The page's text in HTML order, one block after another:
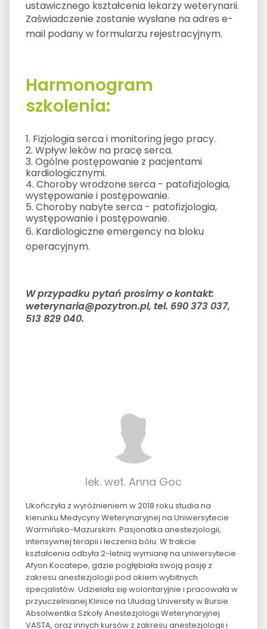
ustawicznego kształcenia lekarzy weterynarii.
Zaświadczenie zostanie wysłane na adres e-
mail podany w formularzu rejestracyjnym.
Harmonogram
szkolenia:
1. Fizjologia serca i monitoring jego pracy.
2. Wpływ leków na pracę serca.
3. Ogólne postępowanie z pacjentami
kardiologicznymi.
4. Choroby wrodzone serca - patofizjologia,
występowanie i postępowanie.
5. Choroby nabyte serca - patofizjologia,
występowanie i postępowanie.
6. Kardiologiczne emergency na bloku
operacyjnym.
W przypadku pytań prosimy o kontakt:
weterynaria@pozytron.pl, tel. 690 373 037,
513 829 040.
lek. wet. Anna Goc
Ukończyła z wyróżnieniem w 2018 roku studia na
kierunku Medycyny Weterynaryjnej na Uniwersytecie
Warmińsko-Mazurskim. Pasjonatka anestezjologii,
intensywnej terapii i leczenia bólu. W trakcie
kształcenia odbyła 2-letnią wymianę na uniwersytecie
Afyon Kocatepe, gdzie pogłębiała swoją pasję z
zakresu anestezjologii pod okiem wybitnych
specjalistów. Udzielała się wolontaryjnie i pracowała w
przyuczelnianej Klinice na Uludag University w Bursie.
Absolwentka Szkoły Anestezjologii Weterynaryjnej
VASTA, oraz innych kursów z zakresu anestezjologii i